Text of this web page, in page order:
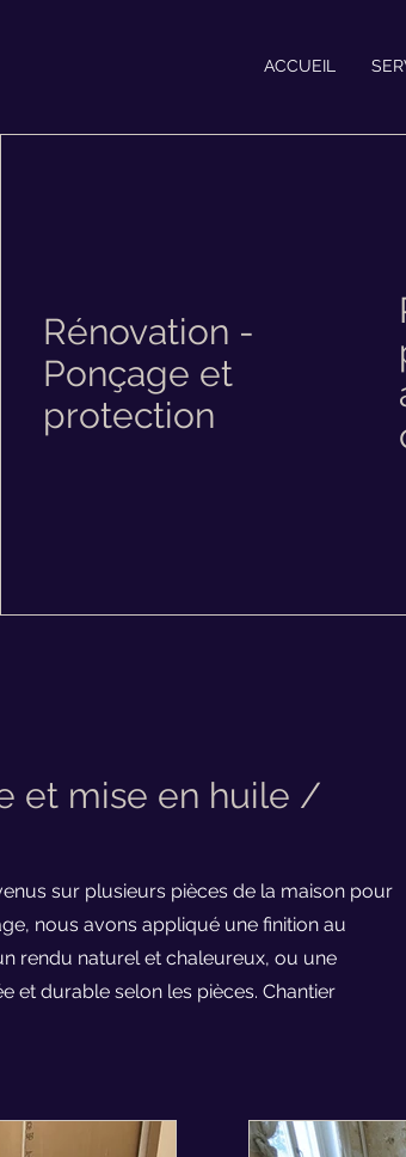
ACCUEIL
Rénovation -
Ponçage et
protection
et mise en huile /
sur plusieurs pièces de la maison pour
nous avons appliqué une finition au
rendu naturel et chaleureux, ou une
et durable selon les pièces. Chantier